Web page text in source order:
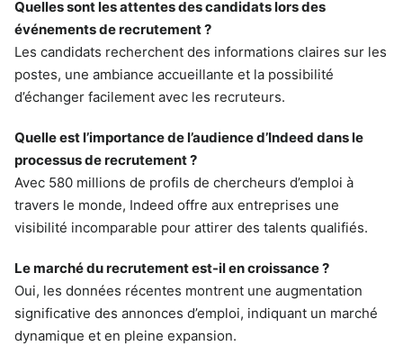
Quelles sont les attentes des candidats lors des
événements de recrutement ?
Les candidats recherchent des informations claires sur les
postes, une ambiance accueillante et la possibilité
d’échanger facilement avec les recruteurs.
Quelle est l’importance de l’audience d’Indeed dans le
processus de recrutement ?
Avec 580 millions de profils de chercheurs d’emploi à
travers le monde, Indeed offre aux entreprises une
visibilité incomparable pour attirer des talents qualifiés.
Le marché du recrutement est-il en croissance ?
Oui, les données récentes montrent une augmentation
significative des annonces d’emploi, indiquant un marché
dynamique et en pleine expansion.